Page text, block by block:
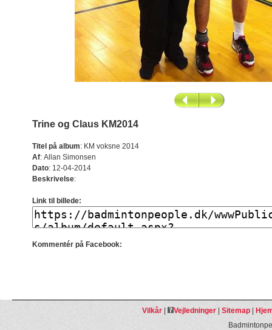
Trine og Claus KM2014
Titel på album: KM voksne 2014
Af: Allan Simonsen
Dato: 12-04-2014
Beskrivelse:
Link til billede:
Kommentér på Facebook:
Vilkår| Vejledninger| Sitemap|